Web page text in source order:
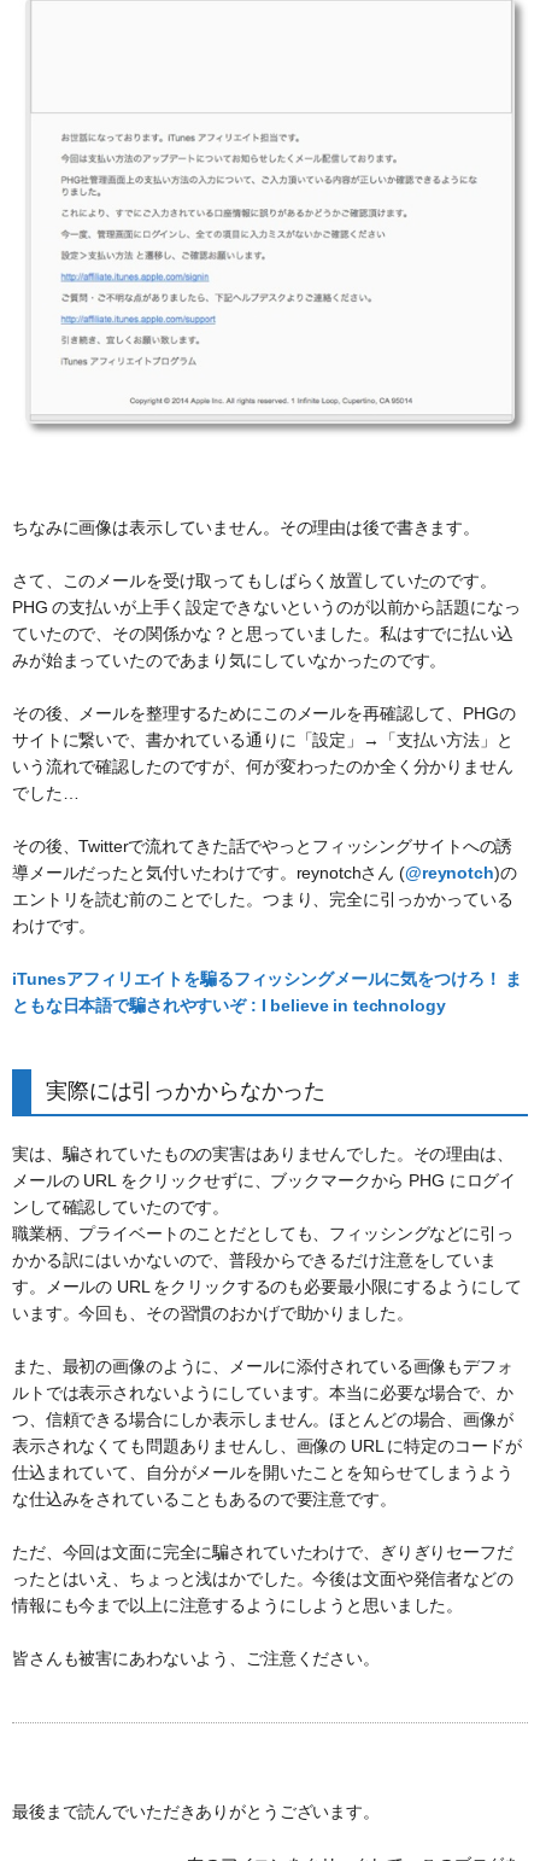
ちなみに画像は表示していません。その理由は後で書きます。
さて、このメールを受け取ってもしばらく放置していたのです。
PHG の支払いが上手く設定できないというのが以前から話題になっ
ていたので、その関係かな？と思っていました。私はすでに払い込
みが始まっていたのであまり気にしていなかったのです。
その後、メールを整理するためにこのメールを再確認して、PHGの
サイトに繋いで、書かれている通りに「設定」→「支払い方法」と
いう流れで確認したのですが、何が変わったのか全く分かりません
でした…
その後、Twitterで流れてきた話でやっとフィッシングサイトへの誘
導メールだったと気付いたわけです。reynotchさん (@reynotch)の
エントリを読む前のことでした。つまり、完全に引っかかっている
わけです。
iTunesアフィリエイトを騙るフィッシングメールに気をつけろ！ ま
ともな日本語で騙されやすいぞ : I believe in technology
実際には引っかからなかった
実は、騙されていたものの実害はありませんでした。その理由は、
メールの URL をクリックせずに、ブックマークから PHG にログイ
ンして確認していたのです。
職業柄、プライベートのことだとしても、フィッシングなどに引っ
かかる訳にはいかないので、普段からできるだけ注意をしていま
す。メールの URL をクリックするのも必要最小限にするようにして
います。今回も、その習慣のおかげで助かりました。
また、最初の画像のように、メールに添付されている画像もデフォ
ルトでは表示されないようにしています。本当に必要な場合で、か
つ、信頼できる場合にしか表示しません。ほとんどの場合、画像が
表示されなくても問題ありませんし、画像の URL に特定のコードが
仕込まれていて、自分がメールを開いたことを知らせてしまうよう
な仕込みをされていることもあるので要注意です。
ただ、今回は文面に完全に騙されていたわけで、ぎりぎりセーフだ
ったとはいえ、ちょっと浅はかでした。今後は文面や発信者などの
情報にも今まで以上に注意するようにしようと思いました。
皆さんも被害にあわないよう、ご注意ください。
最後まで読んでいただきありがとうございます。